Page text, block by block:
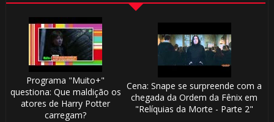
Programa "Muito+"
questiona: Que maldição os
atores de Harry Potter
carregam?
Cena: Snape se surpreende com a
chegada da Ordem da Fênix em
"Relíquias da Morte - Parte 2"